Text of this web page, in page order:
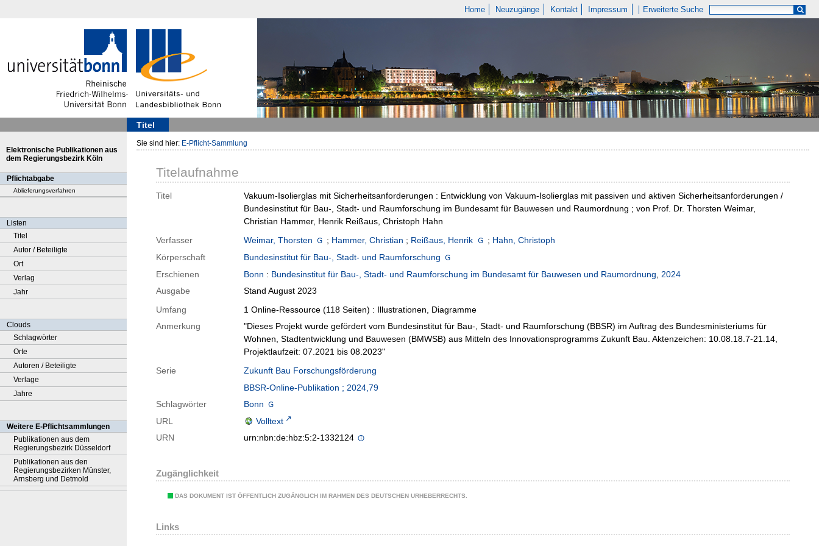
Home Neuzugänge Kontakt Impressum Erweiterte Suche
Titel
Elektronische Publikationen aus
dem Regierungsbezirk Köln
Pflichtabgabe
Ablieferungsverfahren
Listen
Titel
Autor / Beteiligte
Ort
Verlag
Jahr
Clouds
Schlagwörter
Orte
Autoren / Beteiligte
Verlage
Jahre
Weitere E-Pflichtsammlungen
Publikationen aus dem
Regierungsbezirk Düsseldorf
Publikationen aus den
Regierungsbezirken Münster,
Arnsberg und Detmold
Sie sind hier: E-Pflicht-Sammlung
Titelaufnahme
Titel
Vakuum-Isolierglas mit Sicherheitsanforderungen : Entwicklung von Vakuum-Isolierglas mit passiven und aktiven Sicherheitsanforderungen /
Bundesinstitut für Bau-, Stadt- und Raumforschung im Bundesamt für Bauwesen und Raumordnung ; von Prof. Dr. Thorsten Weimar,
Christian Hammer, Henrik Reißaus, Christoph Hahn
Verfasser
Weimar, Thorsten ; Hammer, Christian ; Reißaus, Henrik ; Hahn, Christoph
Körperschaft
Bundesinstitut für Bau-, Stadt- und Raumforschung
Erschienen
Bonn : Bundesinstitut für Bau-, Stadt- und Raumforschung im Bundesamt für Bauwesen und Raumordnung, 2024
Ausgabe
Stand August 2023
Umfang
1 Online-Ressource (118 Seiten) : Illustrationen, Diagramme
Anmerkung
"Dieses Projekt wurde gefördert vom Bundesinstitut für Bau-, Stadt- und Raumforschung (BBSR) im Auftrag des Bundesministeriums für
Wohnen, Stadtentwicklung und Bauwesen (BMWSB) aus Mitteln des Innovationsprogramms Zukunft Bau. Aktenzeichen: 10.08.18.7-21.14,
Projektlaufzeit: 07.2021 bis 08.2023"
Serie
Zukunft Bau Forschungsförderung
BBSR-Online-Publikation ; 2024,79
Schlagwörter
Bonn
URL
Volltext
URN
urn:nbn:de:hbz:5:2-1332124
Zugänglichkeit
DAS DOKUMENT IST ÖFFENTLICH ZUGÄNGLICH IM RAHMEN DES DEUTSCHEN URHEBERRECHTS.
Links